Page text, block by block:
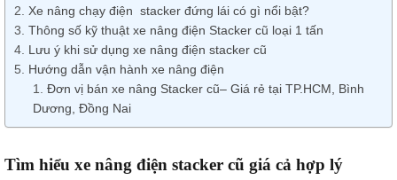
Xe nâng chạy điện stacker đứng lái có gì nổi bật?
Thông số kỹ thuật xe nâng điện Stacker cũ loại 1 tấn
Lưu ý khi sử dụng xe nâng điện stacker cũ
Hướng dẫn vận hành xe nâng điện
Đơn vị bán xe nâng Stacker cũ– Giá rẻ tại TP.HCM, Bình
Dương, Đồng Nai
Tìm hiểu xe nâng điện stacker cũ giá cả hợp lý